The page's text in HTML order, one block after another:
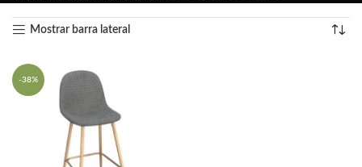
Mostrar barra lateral
-38%